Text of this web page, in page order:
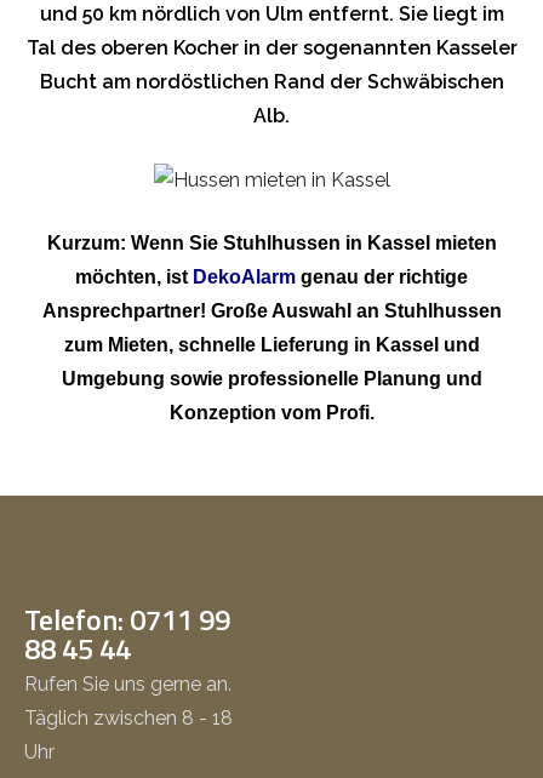
und 50 km nördlich von Ulm entfernt. Sie liegt im
Tal des oberen Kocher in der sogenannten Kasseler
Bucht am nordöstlichen Rand der Schwäbischen
Alb.
Kurzum: Wenn Sie Stuhlhussen in Kassel mieten
möchten, ist DekoAlarm genau der richtige
Ansprechpartner! Große Auswahl an Stuhlhussen
zum Mieten, schnelle Lieferung in Kassel und
Umgebung sowie professionelle Planung und
Konzeption vom Profi.
Telefon: 0711 99
88 45 44
Rufen Sie uns gerne an.
Täglich zwischen 8 - 18
Uhr